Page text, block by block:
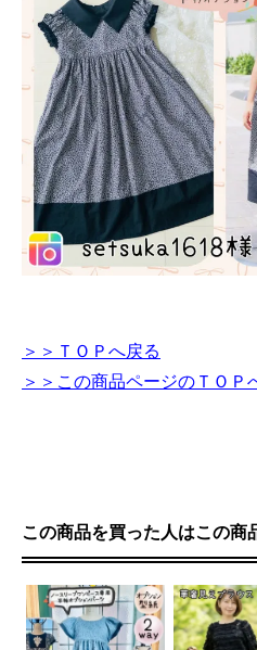
＞＞ＴＯＰへ戻る
＞＞この商品ページのＴＯＰ
この商品を買った人はこの商